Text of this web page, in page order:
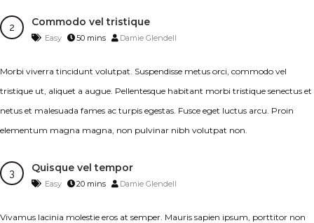
Commodo vel tristique
Easy 50 mins Damie Glendell
Morbi viverra tincidunt volutpat. Suspendisse metus orci, commodo vel
tristique ut, aliquet a augue. Pellentesque habitant morbi tristique senectus et
netus et malesuada fames ac turpis egestas. Fusce eget luctus arcu. Proin
elementum magna magna, non pulvinar nibh volutpat non.
Quisque vel tempor
Easy 20 mins Damie Glendell
Vivamus lacinia molestie eros at semper. Mauris sapien ipsum, porttitor non